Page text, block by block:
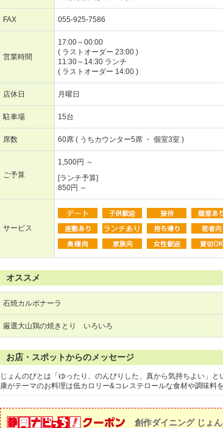
FAX 055-925-7586
営業時間
17:00～00:00
( ラストオーダー 23:00 )
11:30～14:30 ランチ
( ラストオーダー 14:00 )
店休日 月曜日
駐車場 15台
席数 60席 ( うちカウンター5席 ・ 個室3室 )
ご予算
1,500円 ～
[ランチ予算]
850円 ～
サービス
オススメ
石焼カルボナーラ
厳選大山鶏の焼きとり いろいろ
お店・スポットからのメッセージ
じょんのびとは「ゆったり、のんびりした、真から気持ちよい」
康がテーマのお料理は低カロリー&コレステロールな食材や調味料
創作ダイニング じょ